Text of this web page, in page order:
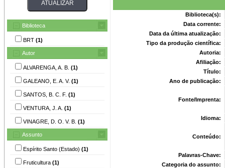
Biblioteca
BRT (1)
Autor
ALVARENGA, A. B. (1)
GALEANO, E. A. V. (1)
SANTOS, B. C. F. (1)
VENTURA, J. A. (1)
VINAGRE, D. O. V. B. (1)
Assunto
Espírito Santo (Estado) (1)
Fruticultura (1)
Biblioteca(s):
Data corrente:
Data da última atualização:
Tipo da produção científica:
Autoria:
Afiliação:
Título:
Ano de publicação:
Fonte/Imprenta:
Idioma:
Conteúdo:
Palavras-Chave:
Categoria do assunto: